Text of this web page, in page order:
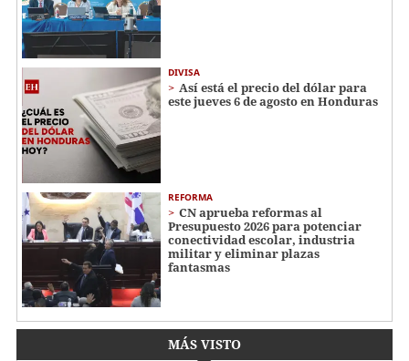
DIVISA
Así está el precio del dólar para
este jueves 6 de agosto en Honduras
REFORMA
CN aprueba reformas al
Presupuesto 2026 para potenciar
conectividad escolar, industria
militar y eliminar plazas
fantasmas
MÁS VISTO